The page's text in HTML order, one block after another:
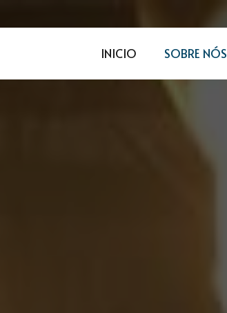
INICIO SOBRE NÓS